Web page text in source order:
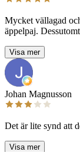
Mycket vällagad
äppelpaj.
Visa mer
Johan Magnusson
Det är lite synd att
Visa mer